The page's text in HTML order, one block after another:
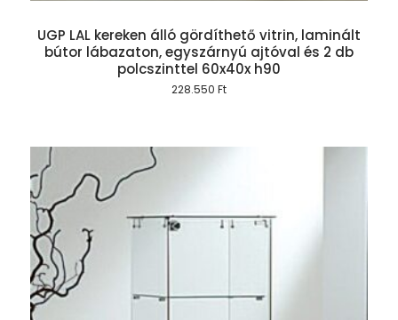
UGP LAL kereken álló gördíthető vitrin, laminált
bútor lábazaton, egyszárnyú ajtóval és 2 db
polcszinttel 60x40x h90
228.550 Ft